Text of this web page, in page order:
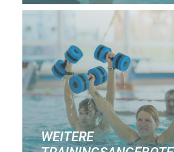
WEITERE